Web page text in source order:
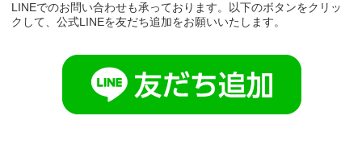
LINEでのお問い合わせも承っております。以下のボタンをクリッ
クして、公式LINEを友だち追加をお願いいたします。